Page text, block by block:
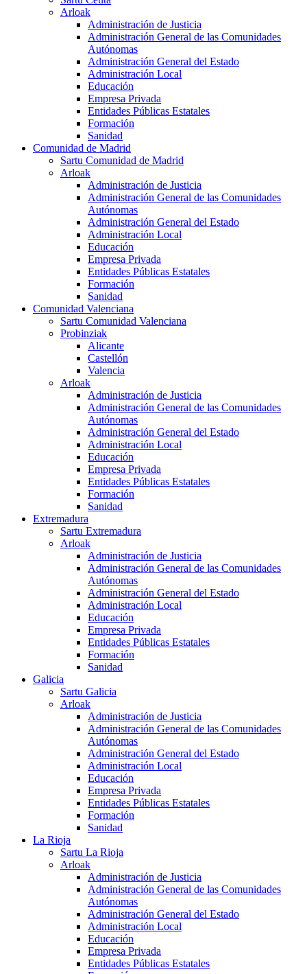
Arloak
Administración de Justicia
Administración General de las Comunidades
Autónomas
Administración General del Estado
Administración Local
Educación
Empresa Privada
Entidades Públicas Estatales
Formación
Sanidad
Comunidad de Madrid
Sartu Comunidad de Madrid
Arloak
Administración de Justicia
Administración General de las Comunidades
Autónomas
Administración General del Estado
Administración Local
Educación
Empresa Privada
Entidades Públicas Estatales
Formación
Sanidad
Comunidad Valenciana
Sartu Comunidad Valenciana
Probinziak
Alicante
Castellón
Valencia
Arloak
Administración de Justicia
Administración General de las Comunidades
Autónomas
Administración General del Estado
Administración Local
Educación
Empresa Privada
Entidades Públicas Estatales
Formación
Sanidad
Extremadura
Sartu Extremadura
Arloak
Administración de Justicia
Administración General de las Comunidades
Autónomas
Administración General del Estado
Administración Local
Educación
Empresa Privada
Entidades Públicas Estatales
Formación
Sanidad
Galicia
Sartu Galicia
Arloak
Administración de Justicia
Administración General de las Comunidades
Autónomas
Administración General del Estado
Administración Local
Educación
Empresa Privada
Entidades Públicas Estatales
Formación
Sanidad
La Rioja
Sartu La Rioja
Arloak
Administración de Justicia
Administración General de las Comunidades
Autónomas
Administración General del Estado
Administración Local
Educación
Empresa Privada
Entidades Públicas Estatales